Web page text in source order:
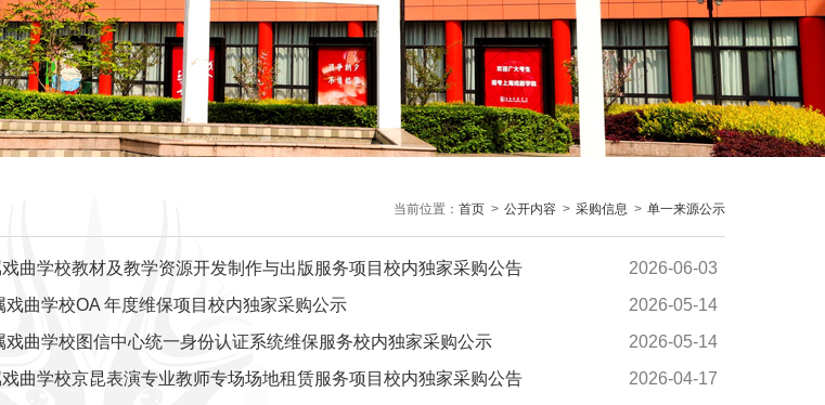
当前位置： 首页 > 公开内容 > 采购信息 > 单一来源公示
曲学校教材及教学资源开发制作与出版服务项目校内独家采购公告
2026-06-03
曲学校OA 年度维保项目校内独家采购公示
2026-05-14
曲学校图信中心统一身份认证系统维保服务校内独家采购公示
2026-05-14
曲学校京昆表演专业教师专场场地租赁服务项目校内独家采购公告
2026-04-17